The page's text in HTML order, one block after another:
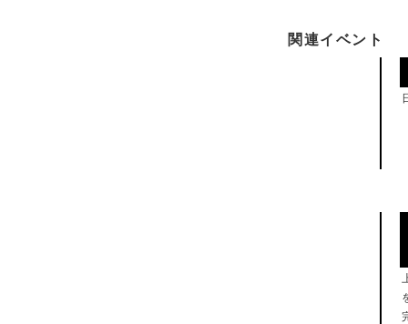
関連イベント